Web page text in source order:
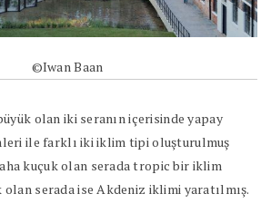
©Iwan Baan
olan iki seranın içerisinde yapay
ile farklı iki iklim tipi oluşturulmuş
kuçuk olan serada tropic bir iklim
olan serada ise Akdeniz iklimi yaratılmış.